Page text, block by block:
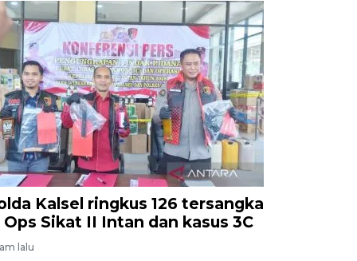
Kalsel ringkus 126 tersangka
Ops Sikat II Intan dan kasus 3C
lalu